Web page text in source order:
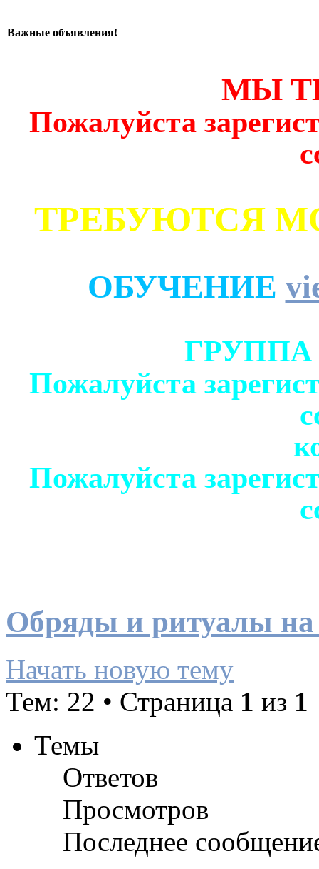
Важные объявления!
МЫ
Пожалуйста
ТРЕБУЮТСЯ
ОБУЧЕНИЕ
Пожалуйста
Пожалуйста
Обряды и ритуалы
Начать новую тему
Тем: 22 • Страница 1 из 1
Темы
Ответов
Просмотров
Последнее